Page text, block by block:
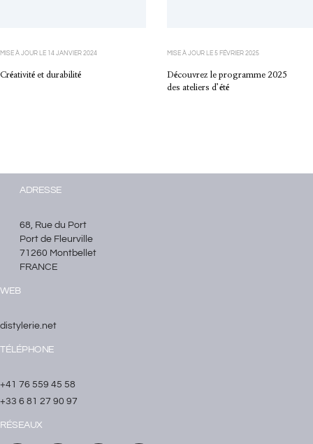
MISE À JOUR LE 14 JANVIER 2024
Créativité et durabilité
MISE À JOUR LE 5 FÉVRIER 2025
Découvrez le programme 2025
des ateliers d’été
ADRESSE
68, Rue du Port
Port de Fleurville
71260 Montbellet
FRANCE
WEB
distylerie.net
TÉLÉPHONE
+41 76 559 45 58
+33 6 81 27 90 97
RÉSEAUX